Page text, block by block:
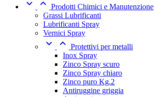
  Prodotti Chimici e Manutenzione
Grassi Lubrificanti
Lubrificanti Spray
Vernici Spray
  Protettivi per metalli
Inox Spray
Zinco Spray scuro
Zinco Spray chiaro
Zinco puro Kg.2
Antiruggine griggia